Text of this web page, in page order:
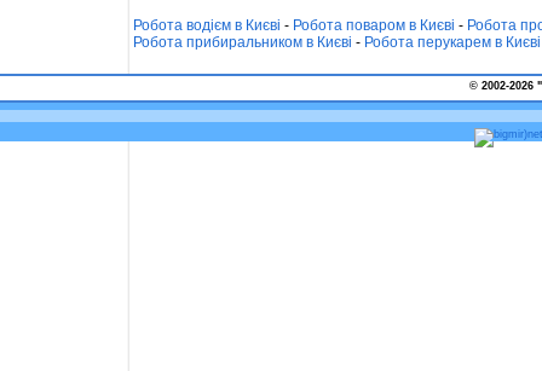
Робота водієм в Києві - Робота поваром в Києві - Робота
Робота прибиральником в Києві - Робота перукарем в Києві
© 2002-2026